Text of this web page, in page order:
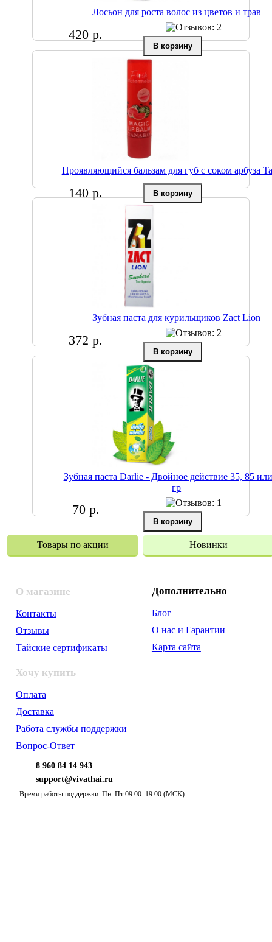
Лосьон для роста волос из цветов и трав
420 р.
Проявляющийся бальзам для губ с соком арбуза
140 р.
Зубная паста для курильщиков Zact Lion
372 р.
Зубная паста Darlie - Двойное действие 35, 85
гр
70 р.
Товары по акции Новинки
О магазине
Контакты
Отзывы
Тайские сертификаты
Хочу купить
Оплата
Доставка
Работа службы поддержки
Вопрос-Ответ
Дополнительно
Блог
О нас и Гарантии
Карта сайта
8 960 84 14 943
support@vivathai.ru
Время работы поддержки: Пн–Пт 09:00–19:00 (МСК)